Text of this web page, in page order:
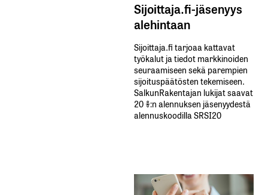
Sijoittaja.fi-jäsenyys
alehintaan
Sijoittaja.fi tarjoaa kattavat
työkalut ja tiedot markkinoiden
seuraamiseen sekä parempien
sijoituspäätösten tekemiseen.
SalkunRakentajan lukijat saavat
20 %:n alennuksen jäsenyydestä
alennuskoodilla SRSI20